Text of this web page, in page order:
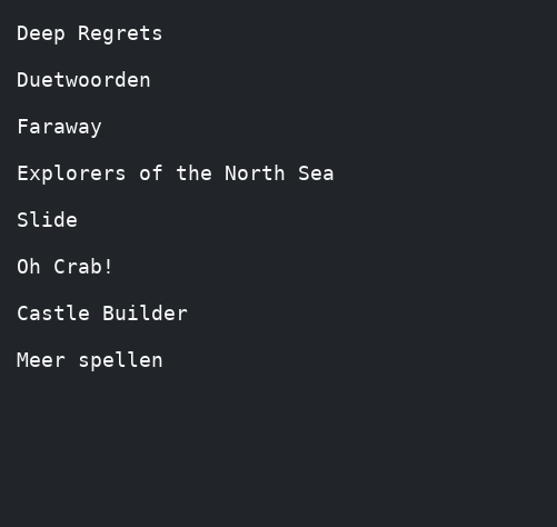
Deep Regrets
Duetwoorden
Faraway
Explorers of the North Sea
Slide
Oh Crab!
Castle Builder
Meer spellen